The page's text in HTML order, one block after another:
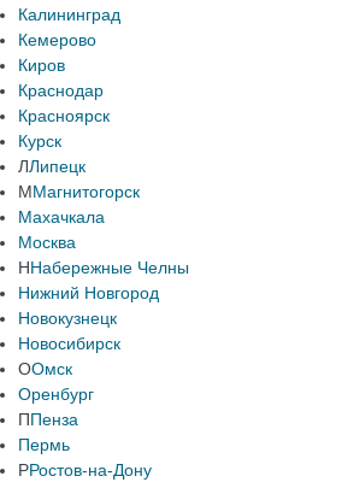
Калининград
Кемерово
Киров
Краснодар
Красноярск
Курск
ЛЛипецк
ММагнитогорск
Махачкала
Москва
ННабережные Челны
Нижний Новгород
Новокузнецк
Новосибирск
ООмск
Оренбург
ППенза
Пермь
РРостов-на-Дону